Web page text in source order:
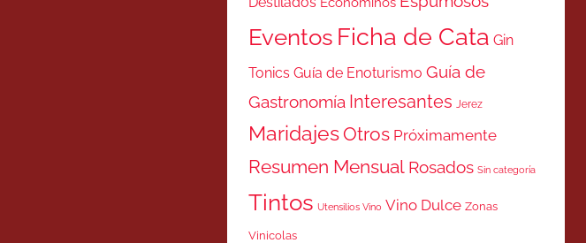
Eventos Ficha de Cata Gin
Tonics Guía de Enoturismo Guía de
Gastronomía Interesantes Jerez
MaridajesOtros Próximamente
Resumen Mensual Rosados Sin categoría
Tintos Utensilios Vino Vino Dulce Zonas
Vinicolas